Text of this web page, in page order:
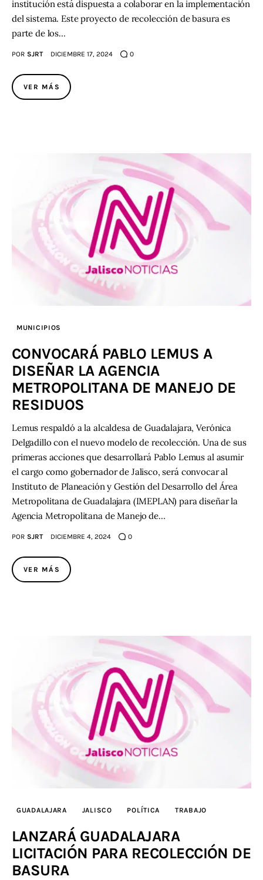
institución está dispuesta a colaborar en la implementación
del sistema. Este proyecto de recolección de basura es
parte de los…
POR SJRT DICIEMBRE 17, 2024 0
VER MÁS
MUNICIPIOS
CONVOCARÁ PABLO LEMUS A
DISEÑAR LA AGENCIA
METROPOLITANA DE MANEJO DE
RESIDUOS
Lemus respaldó a la alcaldesa de Guadalajara, Verónica
Delgadillo con el nuevo modelo de recolección. Una de sus
primeras acciones que desarrollará Pablo Lemus al asumir
el cargo como gobernador de Jalisco, será convocar al
Instituto de Planeación y Gestión del Desarrollo del Área
Metropolitana de Guadalajara (IMEPLAN) para diseñar la
Agencia Metropolitana de Manejo de…
POR SJRT DICIEMBRE 4, 2024 0
VER MÁS
GUADALAJARA JALISCO POLÍTICA TRABAJO
LANZARÁ GUADALAJARA
LICITACIÓN PARA RECOLECCIÓN DE
BASURA